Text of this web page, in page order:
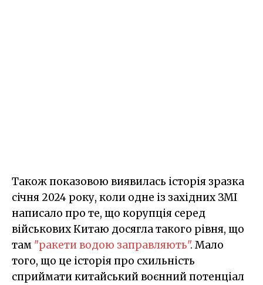
Також показовою виявилась історія зразка
січня 2024 року, коли одне із західних ЗМІ
написало про те, що корупція серед
військових Китаю досягла такого рівня, що
там "ракети водою заправляють". Мало
того, що це історія про схильність
сприймати китайський воєнний потенціал